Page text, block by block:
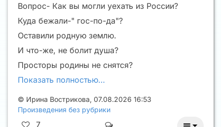
Вопрос- Как вы могли уехать из России?
Куда бежали-" гос-по-да"?
Оставили родную землю.
И что-же, не болит душа?
Просторы родины не снятся?
Показать полностью…
© Ирина Вострикова, 07.08.2026 16:53
Произведения без рубрики
7